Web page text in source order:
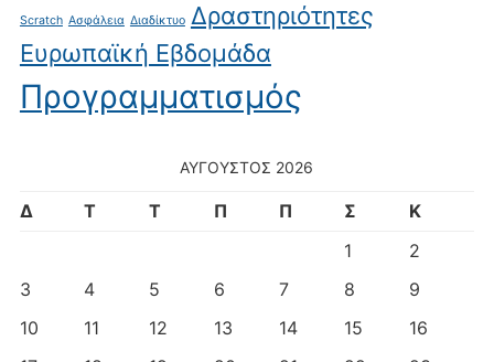
Scratch Ασφάλεια Διαδίκτυο Δραστηριότητες
Ευρωπαϊκή Εβδομάδα
Προγραμματισμός
ΑΎΓΟΥΣΤΟΣ 2026
Δ Τ Τ Π Π Σ
Κ
1
2
3
4 5 6 7 8
9
10
11 12 13 14 15
16